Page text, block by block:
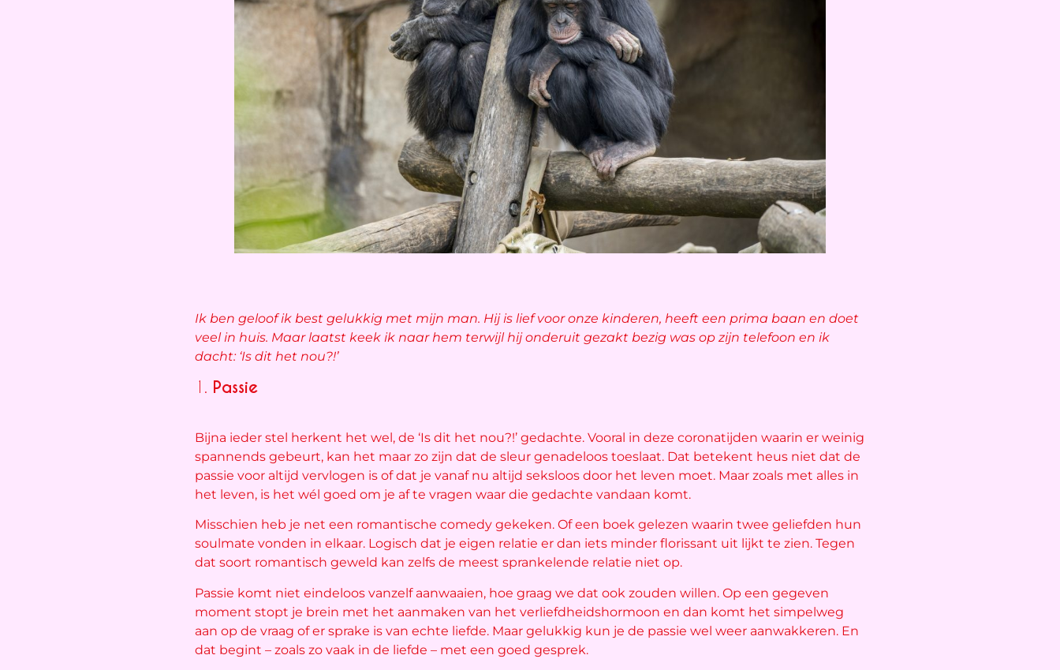
Ik ben geloof ik best gelukkig met mijn man. Hij is lief voor onze kinderen, heeft een prima baan en doet
veel in huis. Maar laatst keek ik naar hem terwijl hij onderuit gezakt bezig was op zijn telefoon en ik
dacht: ‘Is dit het nou?!’
1. Passie
Bijna ieder stel herkent het wel, de ‘Is dit het nou?!’ gedachte. Vooral in deze coronatijden waarin er weinig
spannends gebeurt, kan het maar zo zijn dat de sleur genadeloos toeslaat. Dat betekent heus niet dat de
passie voor altijd vervlogen is of dat je vanaf nu altijd seksloos door het leven moet. Maar zoals met alles in
het leven, is het wél goed om je af te vragen waar die gedachte vandaan komt.
Misschien heb je net een romantische comedy gekeken. Of een boek gelezen waarin twee geliefden hun
soulmate vonden in elkaar. Logisch dat je eigen relatie er dan iets minder florissant uit lijkt te zien. Tegen
dat soort romantisch geweld kan zelfs de meest sprankelende relatie niet op.
Passie komt niet eindeloos vanzelf aanwaaien, hoe graag we dat ook zouden willen. Op een gegeven
moment stopt je brein met het aanmaken van het verliefdheidshormoon en dan komt het simpelweg
aan op de vraag of er sprake is van echte liefde. Maar gelukkig kun je de passie wel weer aanwakkeren. En
dat begint – zoals zo vaak in de liefde – met een goed gesprek.